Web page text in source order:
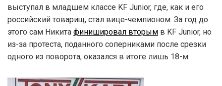
выступал в младшем классе KF Junior, где, как и его
российский товарищ, стал вице-чемпионом. За год до
этого сам Никита финишировал вторым в KF Junior, но
из-за протеста, поданного соперниками после срезки
одного из поворота, оказался в итоге лишь 18-м.